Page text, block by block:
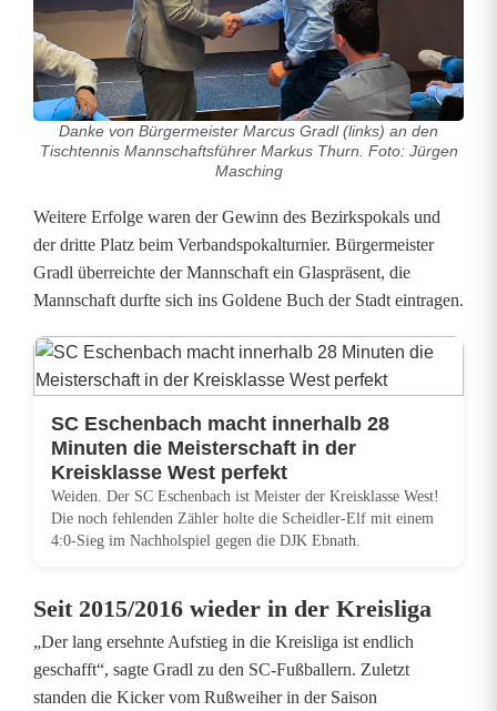
t
e
a
m
d
e
s
S
p
l
u
b
Danke von Bürgermeister Marcus Gradl (links) an den
Tischtennis Mannschaftsführer Markus Thurn. Foto: Jürgen
Masching
Weitere Erfolge waren der Gewinn des Bezirkspokals und
der dritte Platz beim Verbandspokalturnier. Bürgermeister
Gradl überreichte der Mannschaft ein Glaspräsent, die
Mannschaft durfte sich ins Goldene Buch der Stadt eintragen.
SC Eschenbach macht innerhalb 28
Minuten die Meisterschaft in der
Kreisklasse West perfekt
Weiden. Der SC Eschenbach ist Meister der Kreisklasse West!
Die noch fehlenden Zähler holte die Scheidler-Elf mit einem
4:0-Sieg im Nachholspiel gegen die DJK Ebnath.
Seit 2015/2016 wieder in der Kreisliga
„Der lang ersehnte Aufstieg in die Kreisliga ist endlich
geschafft“, sagte Gradl zu den SC-Fußballern. Zuletzt
standen die Kicker vom Rußweiher in der Saison